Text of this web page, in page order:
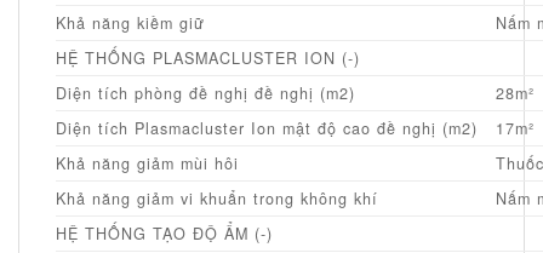
Khả năng kiềm giữ
Nấm
HỆ THỐNG PLASMACLUSTER ION (-)
Diện tích phòng đề nghị đề nghị (m2)
28m²
Diện tích Plasmacluster Ion mật độ cao đề nghị (m2)
17m²
Khả năng giảm mùi hôi
Khả năng giảm vi khuẩn trong không khí
Nấm
HỆ THỐNG TẠO ĐỘ ẨM (-)